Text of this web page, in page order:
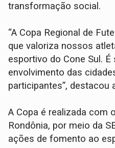
transformação social.
“A Copa Regional de
que valoriza nossos
esportivo do Cone Sul.
envolvimento das
participantes”, destacou
A Copa é realizada com
Rondônia, por meio da
ações de fomento ao